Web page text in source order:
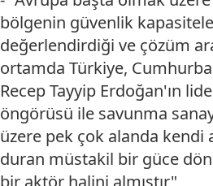
bölgenin güvenlik
değerlendirdiği ve çözüm
ortamda Türkiye,
Recep Tayyip Erdoğan'ın
öngörüsü ile savunma
üzere pek çok alanda kendi
duran müstakil bir güce
bir aktör halini almıştır"